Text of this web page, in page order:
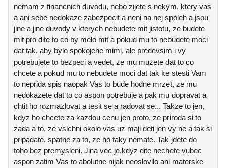
nemam z financnich duvodu, nebo zijete s nekym, ktery vas
a ani sebe nedokaze zabezpecit a neni na nej spoleh a jsou
jine a jine duvody v kterych nebudete mit jistotu, ze budete
mit pro dite to co by melo mit a pokud mu to nebudete moci
dat tak, aby bylo spokojene mimi, ale predevsim i vy
potrebujete to bezpeci a vedet, ze mu muzete dat to co
chcete a pokud mu to nebudete moci dat tak ke stesti Vam
to neprida spis naopak Vas to bude hodne mrzet, ze mu
nedokazete dat to co aspon potrebuje a pak mu dopravat a
chtit ho rozmazlovat a tesit se a radovat se... Takze to jen,
kdyz ho chcete za kazdou cenu jen proto, ze priroda si to
zada a to, ze vsichni okolo vas uz maji deti jen vy ne a tak si
pripadate, spatne za to, ze ho taky nemate. Tak jdete do
toho bez premysleni. Jina vec je,kdyz dite nechete vubec
aspon zatim Vas to abolutne nijak neoslovilo ani materske